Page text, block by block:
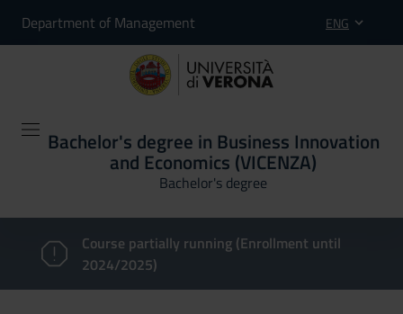
Department of Management ENG
Bachelor's degree in Business Innovation
and Economics (VICENZA)
Bachelor's degree
Course partially running (Enrollment until
2024/2025)